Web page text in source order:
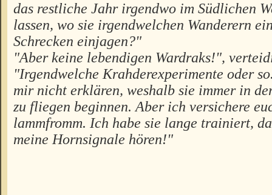
das restliche Jahr irgendwo im Südlichen
lassen, wo sie irgendwelchen Wanderern
Schrecken einjagen?"
"Aber keine lebendigen Wardraks!",
"Irgendwelche Krahderexperimente oder
mir nicht erklären, weshalb sie immer in
zu fliegen beginnen. Aber ich versichere
lammfromm. Ich habe sie lange trainiert,
meine Hornsignale hören!"